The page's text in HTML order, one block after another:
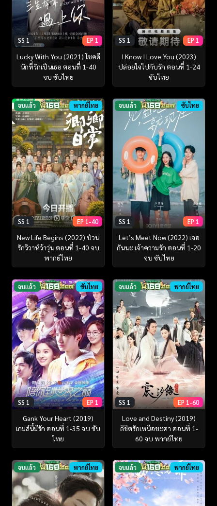
SS 1 EP 1
Lucky With You (2021) โชคดี
นักที่รักเป็นเธอ ตอนที่ 1-40
จบ ซับไทย
SS 1 EP 1
I Know I Love You (2023)
ปล่อยใจไปกับรัก ตอนที่ 1-24
ซับไทย
จบแล้ว พากย์ไทย
SS 1 EP 1-40
New Life Begins (2022) ป่วน
รักวิวาห์ว้าวุ่น ตอนที่ 1-40 จบ
พากย์ไทย
จบแล้ว ซับไทย
SS 1 EP 1
Let’s Meet Now (2022) เจอ
กันนะ เจ้าความรัก ตอนที่ 1-20
จบ ซับไทย
จบแล้ว ซับไทย
SS 1 EP 1
Gank Your Heart (2019)
เกมส์นี้มีรัก ตอนที่ 1-35 จบ ซับ
ไทย
จบแล้ว พากย์ไทย
SS 1 EP 1-60
Love and Destiny (2019)
ลิขิตรักเหนือชะตา ตอนที่ 1-
60 จบ พากย์ไทย
จบแล้ว พากย์ไทย จบแล้ว พากย์ไทย